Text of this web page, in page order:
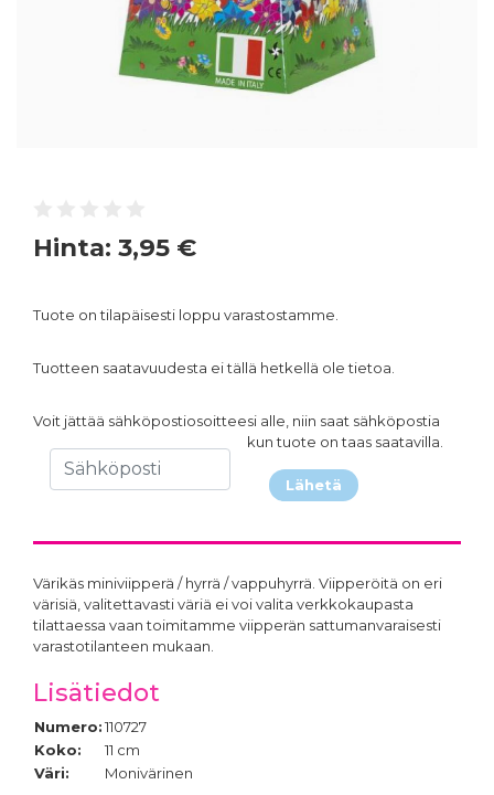
Hinta: 3,95 €
Tuote on tilapäisesti loppu varastostamme.
Tuotteen saatavuudesta ei tällä hetkellä ole tietoa.
Voit jättää sähköpostiosoitteesi alle, niin saat sähköpostia
kun tuote on taas saatavilla.
Lähetä
Värikäs miniviipperä / hyrrä / vappuhyrrä. Viipperöitä on eri
värisiä, valitettavasti väriä ei voi valita verkkokaupasta
tilattaessa vaan toimitamme viipperän sattumanvaraisesti
varastotilanteen mukaan.
Lisätiedot
Numero:110727
Koko:
11 cm
Väri:
Monivärinen